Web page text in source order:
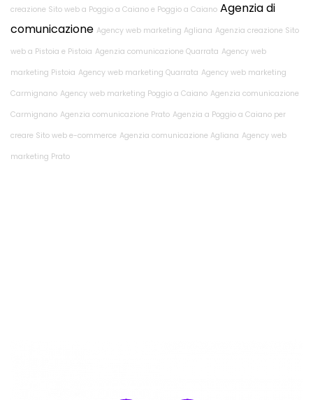
creazione Sito web a Poggio a Caiano e Poggio a Caiano Agenzia di
comunicazione Agency web marketing Agliana Agenzia creazione Sito
web a Pistoia e Pistoia Agenzia comunicazione Quarrata Agency web
marketing Pistoia Agency web marketing Quarrata Agency web marketing
Carmignano Agency web marketing Poggio a Caiano Agenzia comunicazione
Carmignano Agenzia comunicazione Prato Agenzia a Poggio a Caiano per
creare Sito web e-commerce Agenzia comunicazione Agliana Agency web
marketing Prato